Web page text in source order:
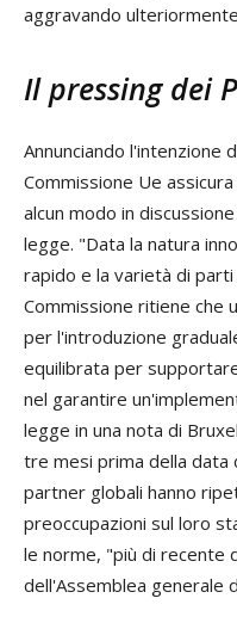
aggravando
Il pressing dei
Annunciando l'intenzione
Commissione Ue
alcun modo in
legge. "Data la natura
rapido e la varietà di
Commissione ritiene che
per l'introduzione
equilibrata per
nel garantire
legge in una nota di
tre mesi prima della
partner globali hanno
preoccupazioni sul loro
le norme, "più di recente
dell'Assemblea generale